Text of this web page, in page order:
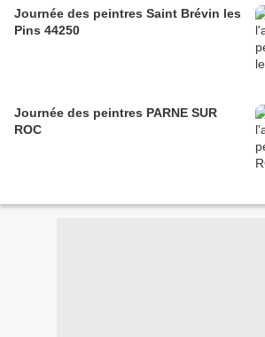
Journée des peintres Saint Brévin les
Pins 44250
Journée des peintres PARNE SUR
ROC